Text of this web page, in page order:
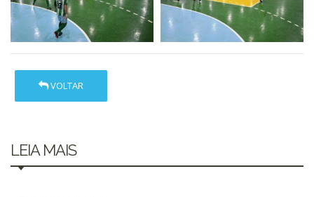
VOLTAR
LEIA MAIS